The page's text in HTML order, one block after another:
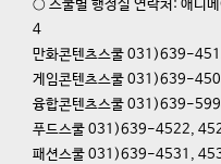
○ 스쿨별 행정실 연락처: 애
4
만화콘텐츠스쿨 031)639-
게임콘텐츠스쿨 031)639-
융합콘텐츠스쿨 031)639-
푸드스쿨 031)639-4522,
패션스쿨 031)639-4531,